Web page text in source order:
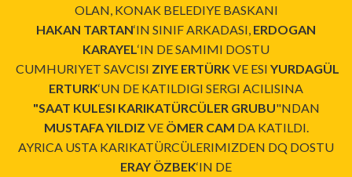
OLAN, KONAK BELEDIYE BASKANI
HAKAN TARTAN‘IN SINIF ARKADASI, ERDOGAN
KARAYEL ‘IN DE SAMIMI DOSTU
CUMHURIYET SAVCISI ZIYE ERTÜRK VE ESI YURDAGÜL
ERTURK‘UN DE KATILDIGI SERGI ACILISINA
"SAAT KULESI KARIKATÜRCÜLER GRUBU"NDAN
MUSTAFA YILDIZ VE ÖMER CAM DA KATILDI.
AYRICA USTA KARIKATÜRCÜLERIMIZDEN DQ DOSTU
ERAY ÖZBEK‘IN DE